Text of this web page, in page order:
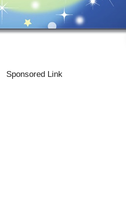
Sponsored Link